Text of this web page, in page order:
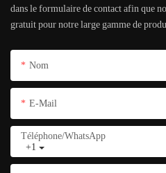
dans le formulaire de contact afin que
gratuit pour notre large gamme de
Nom
E-Mail
+1
Téléphone/WhatsApp